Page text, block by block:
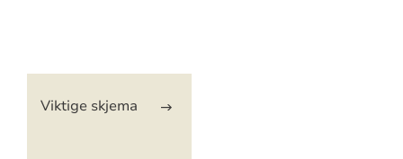
Viktige skjema